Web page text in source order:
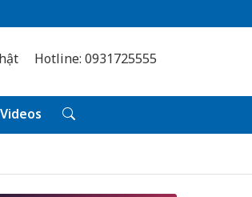
Hotline: 0931725555
Videos